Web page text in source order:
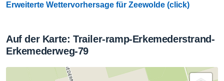
Erweiterte Wettervorhersage für Zeewolde (click)
Auf der Karte: Trailer-ramp-Erkemederstrand-
Erkemederweg-79